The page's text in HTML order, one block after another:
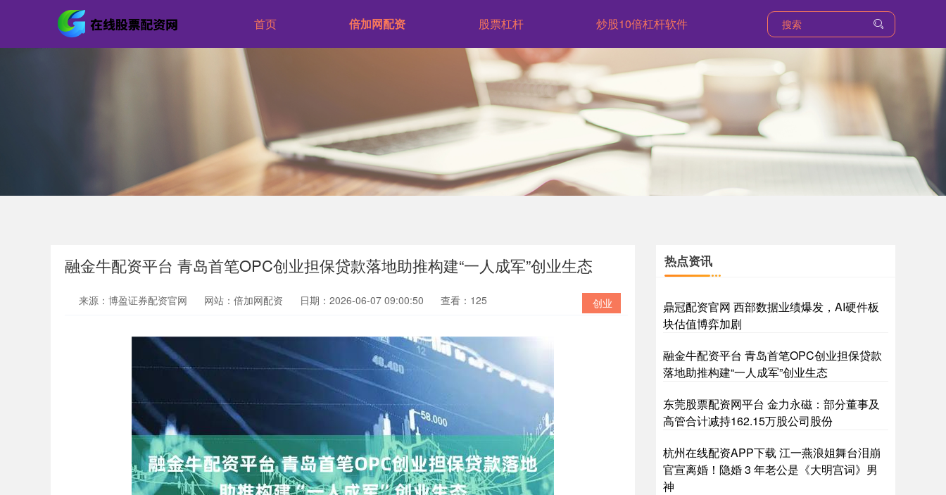
首页 倍加网配资 股票杠杆 炒股10倍杠杆软件
融金牛配资平台 青岛首笔OPC创业担保贷款落地助推构建“一人成军”创业生态
创业
来源：博盈证券配资官网 网站：倍加网配资 日期：2026-06-07 09:00:50 查看：125
热点资讯
鼎冠配资官网 西部数据业绩爆发，AI硬件板
块估值博弈加剧
融金牛配资平台 青岛首笔OPC创业担保贷款
落地助推构建“一人成军”创业生态
东莞股票配资网平台 金力永磁：部分董事及
高管合计减持162.15万股公司股份
杭州在线配资APP下载 江一燕浪姐舞台泪崩
官宣离婚！隐婚 3 年老公是《大明宫词》男
神